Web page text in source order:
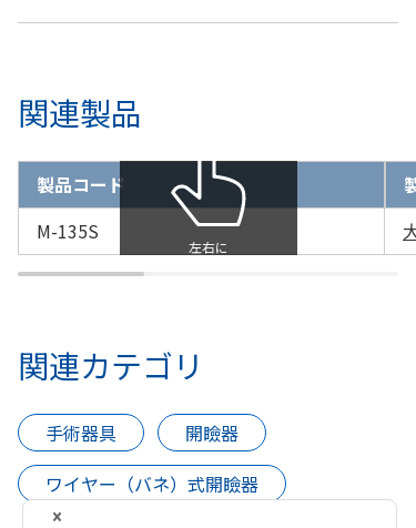
関連製品
製品コード
M-135S
関連カテゴリ
手術器具
開瞼器
ワイヤー（バネ）式開瞼器